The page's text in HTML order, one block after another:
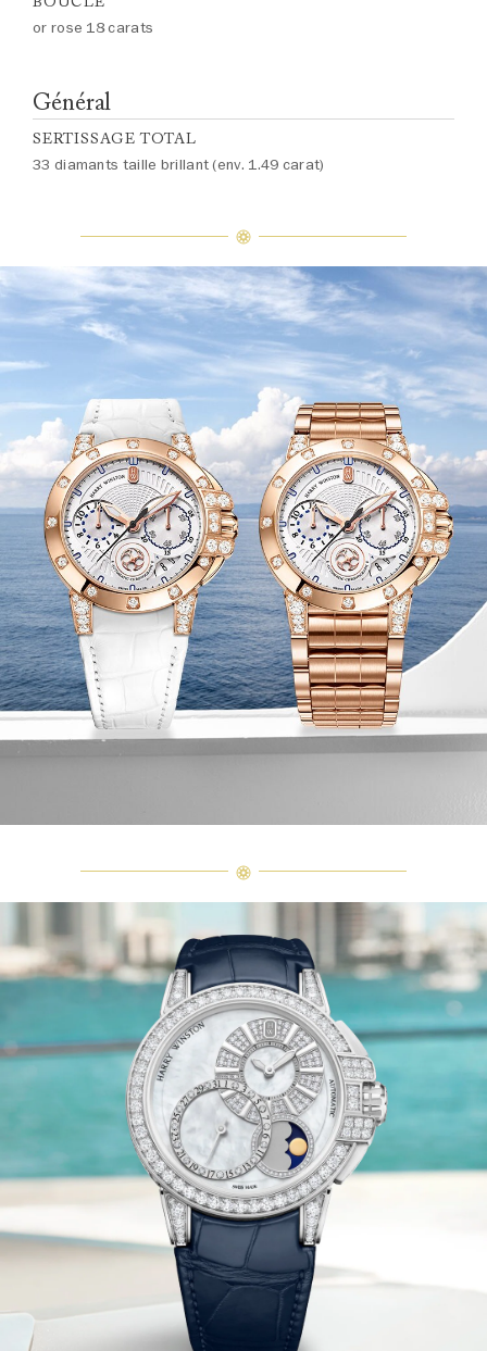
or rose 18 carats
Général
SERTISSAGE TOTAL
33 diamants taille brillant (env. 1.49 carat)